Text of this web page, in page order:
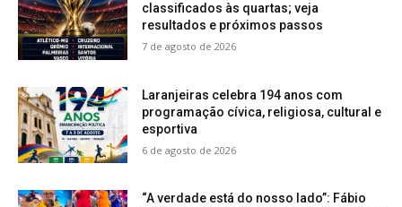
classificados às quartas; veja
resultados e próximos passos
7 de agosto de 2026
Laranjeiras celebra 194 anos com
programação cívica, religiosa, cultural e
esportiva
6 de agosto de 2026
“A verdade está do nosso lado”: Fábio